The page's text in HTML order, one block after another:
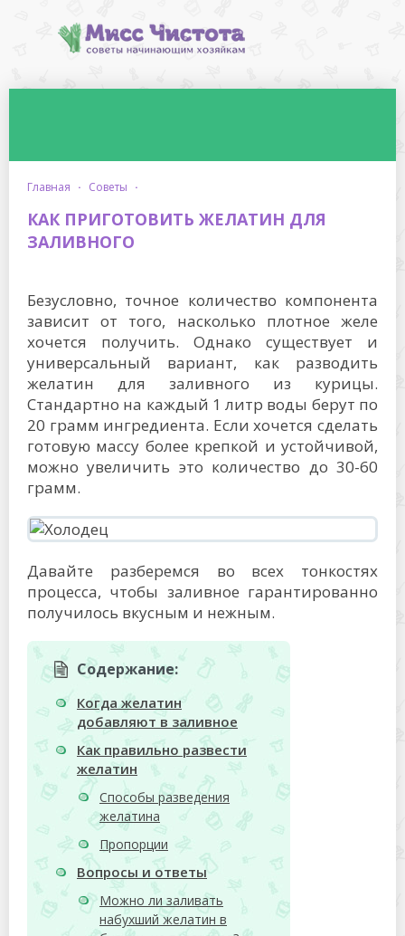
главная · советы ·
КАК ПРИГОТОВИТЬ ЖЕЛАТИН ДЛЯ
ЗАЛИВНОГО
Безусловно, точное количество компонента
зависит от того, насколько плотное желе
хочется получить. Однако существует и
универсальный вариант, как разводить
желатин для заливного из курицы.
Стандартно на каждый 1 литр воды берут по
20 грамм ингредиента. Если хочется сделать
готовую массу более крепкой и устойчивой,
можно увеличить это количество до 30-60
грамм.
Давайте разберемся во всех тонкостях
процесса, чтобы заливное гарантированно
получилось вкусным и нежным.
Содержание:
Когда желатин
добавляют в заливное
Как правильно развести
желатин
Способы разведения
желатина
Пропорции
Вопросы и ответы
Можно ли заливать
набухший желатин в